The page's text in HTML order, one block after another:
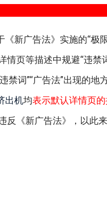
新广告法》实施的“极
情页等描述中规避“违禁
禁词”“广告法”出现的地
出机均表示默认详情页
反《新广告法》，以此